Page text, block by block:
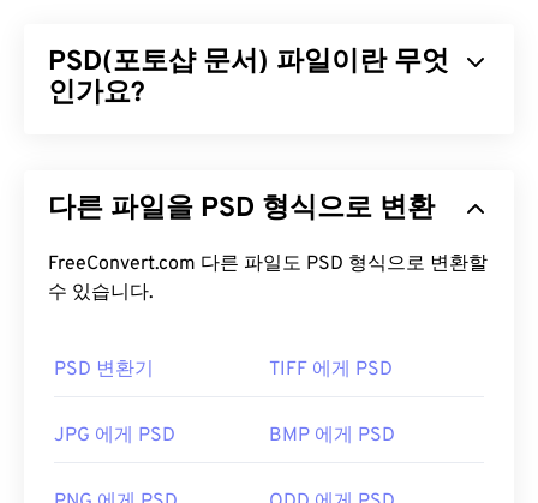
이미지 파일 처리에 대한 완벽한 제어 기능을 제공하
며, 이는 RW2 사용의 주요
RW2를 여는 기본 프로그램은 Panasonic의
PHOTOfunSTUDIO
입니다. Microsoft
Windows(Windows) 및 macOS에서는 Photoshop,
Photoshop Elements
을사용하세요.
IrfanView가 있습니다. 유료 뷰어로는
RAW Codec이호환되는 뷰어입니다.
PSD(포토샵 문서) 파일이란 무엇
인가요?
PSD는 이미지와 그에 상응하는 레이어,벡터 패스 ,
니다! PSD를 사용하면 파일 정보를 접근 가능한 형식
으로 유지하면서 이미지나 그래픽 디자인의 개별 구
니다.
PSD 파일을 어떻게 여나요?
PSD 파일을 여는 데 가장 많이 사용되는 프로그램은
다른 파일을 PSD 형식으로 변환
FreeConvert.com 다른 파일도 PSD 형식으로 변환할
수 있습니다.
PSD 변환기 TIFF 에게 PSD
JPG 에게 PSD BMP 에게 PSD